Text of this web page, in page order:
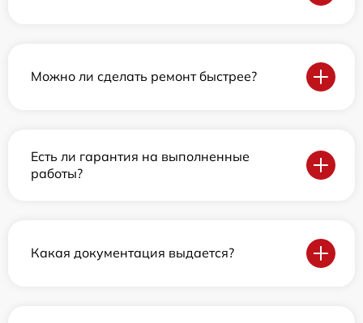
Можно ли сделать ремонт быстрее?
Есть ли гарантия на выполненные
работы?
Какая документация выдается?